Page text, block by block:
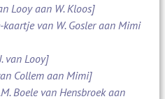
Looy aan W. Kloos]
van W. Gosler aan Mimi
van Looy]
Collem aan Mimi]
Boele van Hensbroek aan